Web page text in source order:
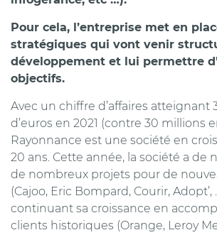
Pour cela, l’entreprise met en
stratégiques qui vont venir
développement et lui permettre
objectifs.
Avec un chiffre d’affaires atteignant
d’euros en 2021 (contre 30 millions
Rayonnance est une société en
20 ans. Cette année, la société a de
de nombreux projets pour de
(Cajoo, Eric Bompard, Courir,
continuant sa croissance en
clients historiques (Orange, Leroy